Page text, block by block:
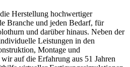
Herstellung hochwertiger
Branche und jeden Bedarf, für
und darüber hinaus. Neben der
Leistungen in den
Montage und
auf die Erfahrung aus 51 Jahren